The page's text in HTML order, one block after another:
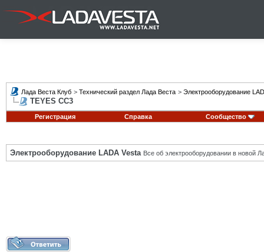
Лада Веста Клуб > Технический раздел Лада Веста > Электрооборудование
TEYES CC3
Регистрация Справка Сообщество
Электрооборудование LADA Vesta Все об электрооборудовании в новой